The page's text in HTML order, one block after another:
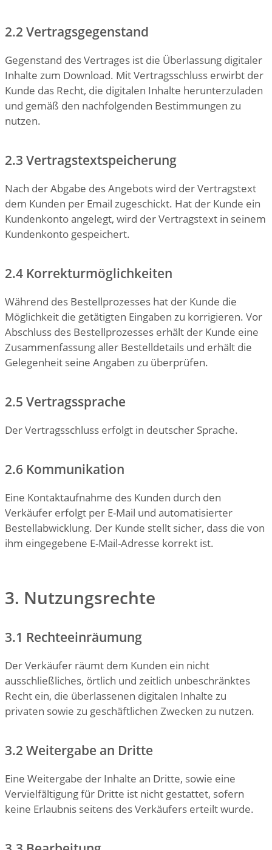
2.2 Vertragsgegenstand
Gegenstand des Vertrages ist die Überlassung digitaler
Inhalte zum Download. Mit Vertragsschluss erwirbt der
Kunde das Recht, die digitalen Inhalte herunterzuladen
und gemäß den nachfolgenden Bestimmungen zu
nutzen.
2.3 Vertragstextspeicherung
Nach der Abgabe des Angebots wird der Vertragstext
dem Kunden per Email zugeschickt. Hat der Kunde ein
Kundenkonto angelegt, wird der Vertragstext in seinem
Kundenkonto gespeichert.
2.4 Korrekturmöglichkeiten
Während des Bestellprozesses hat der Kunde die
Möglichkeit die getätigten Eingaben zu korrigieren. Vor
Abschluss des Bestellprozesses erhält der Kunde eine
Zusammenfassung aller Bestelldetails und erhält die
Gelegenheit seine Angaben zu überprüfen.
2.5 Vertragssprache
Der Vertragsschluss erfolgt in deutscher Sprache.
2.6 Kommunikation
Eine Kontaktaufnahme des Kunden durch den
Verkäufer erfolgt per E-Mail und automatisierter
Bestellabwicklung. Der Kunde stellt sicher, dass die von
ihm eingegebene E-Mail-Adresse korrekt ist.
3. Nutzungsrechte
3.1 Rechteeinräumung
Der Verkäufer räumt dem Kunden ein nicht
ausschließliches, örtlich und zeitlich unbeschränktes
Recht ein, die überlassenen digitalen Inhalte zu
privaten sowie zu geschäftlichen Zwecken zu nutzen.
3.2 Weitergabe an Dritte
Eine Weitergabe der Inhalte an Dritte, sowie eine
Vervielfältigung für Dritte ist nicht gestattet, sofern
keine Erlaubnis seitens des Verkäufers erteilt wurde.